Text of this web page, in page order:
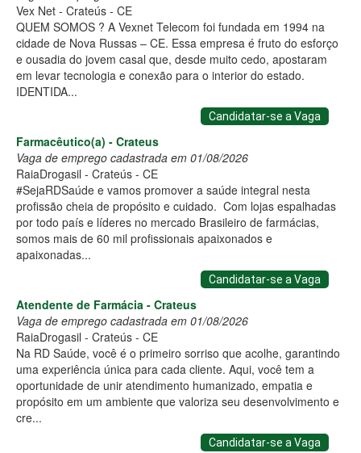
Vex Net - Crateús - CE
QUEM SOMOS ? A Vexnet Telecom foi fundada em 1994 na
cidade de Nova Russas – CE. Essa empresa é fruto do esforço
e ousadia do jovem casal que, desde muito cedo, apostaram
em levar tecnologia e conexão para o interior do estado.
IDENTIDA...
Candidatar-se a Vaga
Farmacêutico(a) - Crateus
Vaga de emprego cadastrada em 01/08/2026
RaiaDrogasil - Crateús - CE
#SejaRDSaúde e vamos promover a saúde integral nesta
profissão cheia de propósito e cuidado. Com lojas espalhadas
por todo país e líderes no mercado Brasileiro de farmácias,
somos mais de 60 mil profissionais apaixonados e
apaixonadas...
Candidatar-se a Vaga
Atendente de Farmácia - Crateus
Vaga de emprego cadastrada em 01/08/2026
RaiaDrogasil - Crateús - CE
Na RD Saúde, você é o primeiro sorriso que acolhe, garantindo
uma experiência única para cada cliente. Aqui, você tem a
oportunidade de unir atendimento humanizado, empatia e
propósito em um ambiente que valoriza seu desenvolvimento e
cre...
Candidatar-se a Vaga